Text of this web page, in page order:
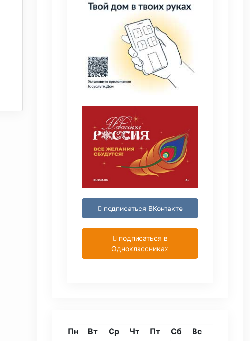
подписаться ВКонтакте
подписаться в
Одноклассниках
Пн Вт Ср Чт Пт Сб Вс